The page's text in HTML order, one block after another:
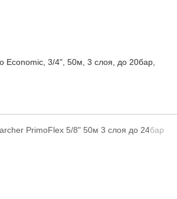
Economic, 3/4", 50м, 3 слоя, до 20бар,